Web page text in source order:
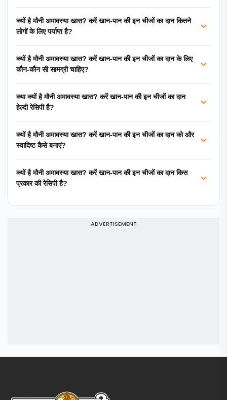
क्यों है मौनी अमावस्या खास? करें खान-पान की इन चीजों का दान कितने
लोगों के लिए पर्याप्त है?
क्यों है मौनी अमावस्या खास? करें खान-पान की इन चीजों का दान के लिए
कौन-कौन सी सामग्री चाहिए?
क्या क्यों है मौनी अमावस्या खास? करें खान-पान की इन चीजों का दान
हेल्दी रेसिपी है?
क्यों है मौनी अमावस्या खास? करें खान-पान की इन चीजों का दान को और
स्वादिष्ट कैसे बनाएं?
क्यों है मौनी अमावस्या खास? करें खान-पान की इन चीजों का दान किस
प्रकार की रेसिपी है?
ADVERTISEMENT